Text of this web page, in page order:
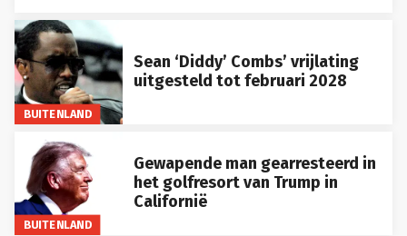
BUITENLAND
Sean ‘Diddy’ Combs’ vrijlating
uitgesteld tot februari 2028
BUITENLAND
Gewapende man gearresteerd in
het golfresort van Trump in
Californië